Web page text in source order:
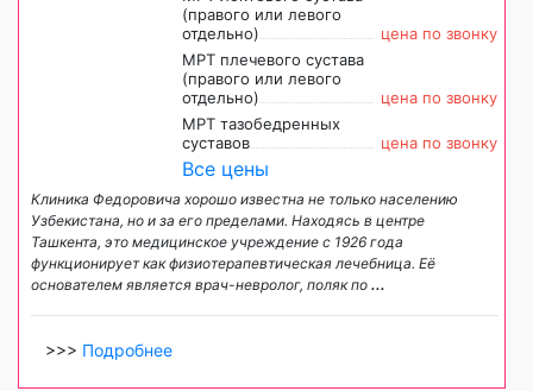
(правого или левого
отдельно)
цена по звонку
МРТ плечевого сустава
(правого или левого
отдельно)
цена по звонку
МРТ тазобедренных
суставов
цена по звонку
Все цены
Клиника Федоровича хорошо известна не только населению
Узбекистана, но и за его пределами. Находясь в центре
Ташкента, это медицинское учреждение с 1926 года
функционирует как физиотерапевтическая лечебница. Её
основателем является врач-невролог, поляк по ...
>>> Подробнее